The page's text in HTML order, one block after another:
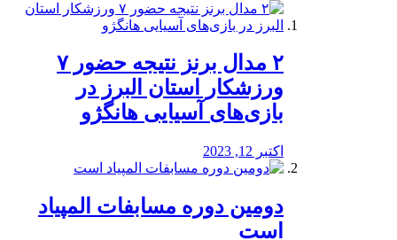
۲ مدال برنز نتیجه حضور ۷
ورزشکار استان البرز در
بازی‌های آسیایی هانگژو
اکتبر 12, 2023
دومین دوره مسابفات المپیاد
است